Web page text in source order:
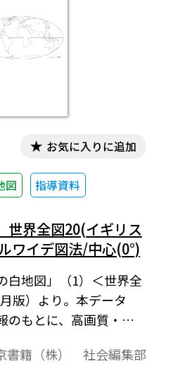
図 指導資料
お気に入りに追加
世界全図20(イギリス
ワイデ図法/中心(0°)
白地図」（1）＜世界全
版）より。本データ
のもとに、高画質・高
どで，自由に加工・編
書籍（株） 社会編集部